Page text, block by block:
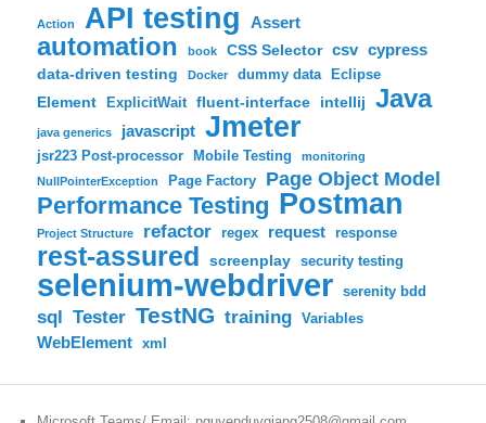
Action API testing Assert
automation book CSS Selector csv cypress
data-driven testing Docker dummy data Eclipse
Element ExplicitWait fluent-interface intellij Java
java generics javascript Jmeter
jsr223 Post-processor Mobile Testing
monitoring
NullPointerException
Page Factory Page Object Model
Performance Testing Postman
Project Structure refactor regex request response
rest-assured screenplay security testing
selenium-webdriver serenity bdd
sql Tester TestNG training Variables
WebElement xml